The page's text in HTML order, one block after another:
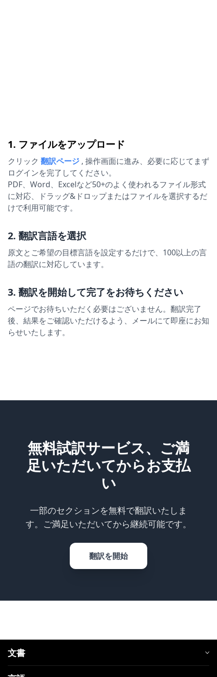
1. ファイルをアップロード
クリック 翻訳ページ , 操作画面に進み、必要に応じてまず
ログインを完了してください。
PDF、Word、Excelなど50+のよく使われるファイル形式
に対応、ドラッグ&ドロップまたはファイルを選択するだ
けで利用可能です。
2. 翻訳言語を選択
原文とご希望の目標言語を設定するだけで、100以上の言
語の翻訳に対応しています。
3. 翻訳を開始して完了をお待ちください
ページでお待ちいただく必要はございません。翻訳完了
後、結果をご確認いただけるよう、メールにて即座にお知
らせいたします。
無料試訳サービス、ご満
足いただいてからお支払
い
一部のセクションを無料で翻訳いたしま
す。ご満足いただいてから継続可能です。
翻訳を開始
文書